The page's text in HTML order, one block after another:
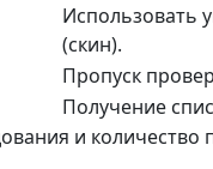
Использовать
(скин).
Пропуск
Получение
и количество